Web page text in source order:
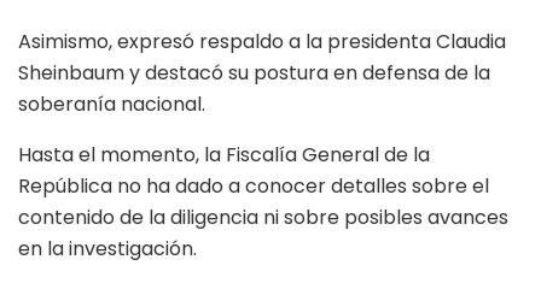
Asimismo, expresó respaldo a la presidenta Claudia
Sheinbaum y destacó su postura en defensa de la
soberanía nacional.
Hasta el momento, la Fiscalía General de la
República no ha dado a conocer detalles sobre el
contenido de la diligencia ni sobre posibles avances
en la investigación.